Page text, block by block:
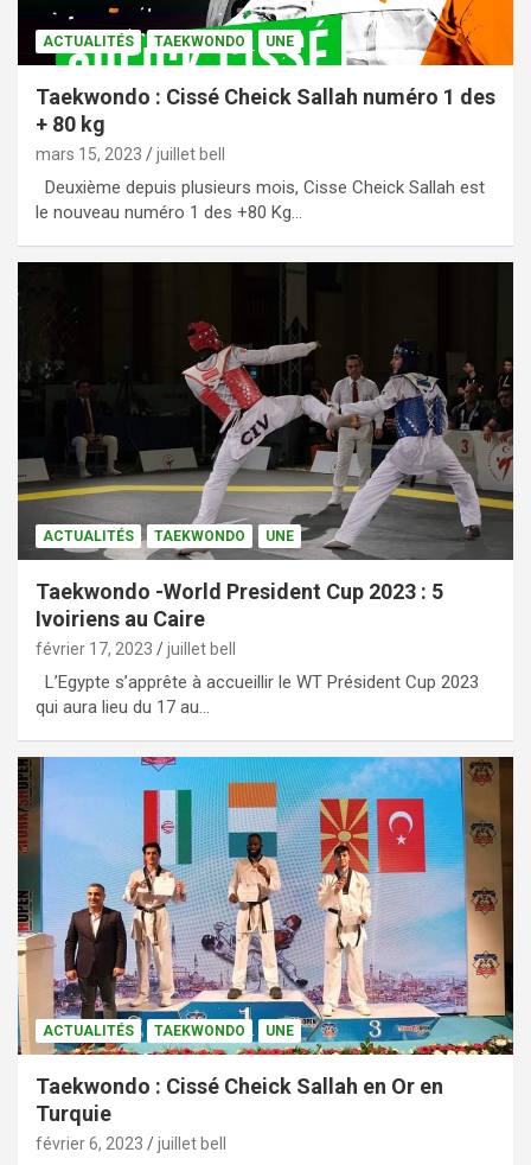
ACTUALITÉS TAEKWONDO UNE
Taekwondo : Cissé Cheick Sallah numéro 1 des
+ 80 kg
mars 15, 2023 juillet bell
Deuxième depuis plusieurs mois, Cisse Cheick Sallah est
le nouveau numéro 1 des +80 Kg…
ACTUALITÉS TAEKWONDO UNE
Taekwondo -World President Cup 2023 : 5
Ivoiriens au Caire
février 17, 2023 juillet bell
L’Egypte s’apprête à accueillir le WT Président Cup 2023
qui aura lieu du 17 au…
ACTUALITÉS TAEKWONDO UNE
Taekwondo : Cissé Cheick Sallah en Or en
Turquie
février 6, 2023 juillet bell